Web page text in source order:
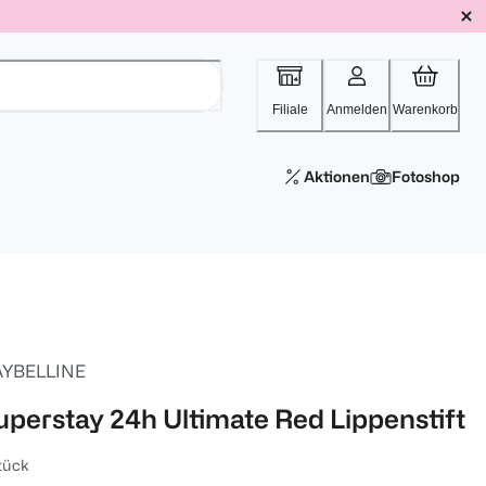
Filiale Anmelden Warenkorb
Aktionen Fotoshop
24h Ultimate Red Lippenstift